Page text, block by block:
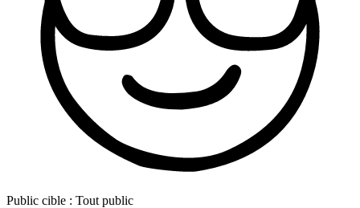
Public cible : Tout public